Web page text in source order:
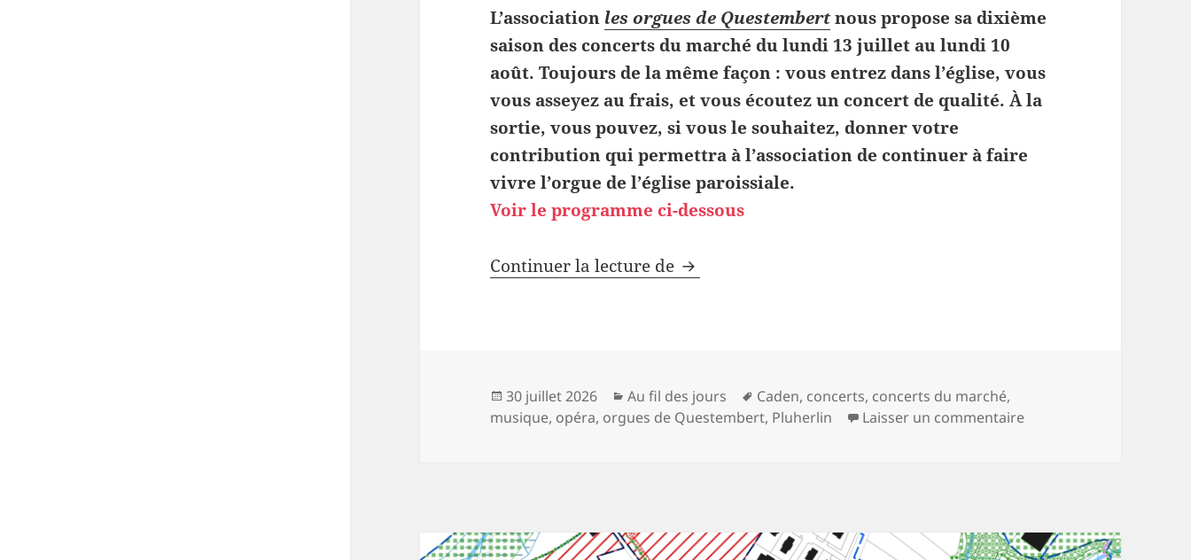
L’association les orgues de Questembertnous propose sa dixième
saison des concerts du marché du lundi 13 juillet au lundi 10
août. Toujours de la même façon : vous entrez dans l’église, vous
vous asseyez au frais, et vous écoutez un concert de qualité. À la
sortie, vous pouvez, si vous le souhaitez, donner votre
contribution qui permettra à l’association de continuer à faire
vivre l’orgue de l’église paroissiale.
Voir le programme ci-dessous
Continuer la lecture de Les concerts du marché
Publié
le
30 juillet 2026 Catégories
Au fil des jours
Mots-
clés
Caden, concerts, concerts du marché,
musique, opéra, orgues de Questembert, Pluherlin Laisser un commentairesur Les concerts du